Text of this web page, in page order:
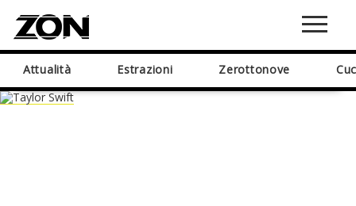
Attualità Estrazioni Zerottonove